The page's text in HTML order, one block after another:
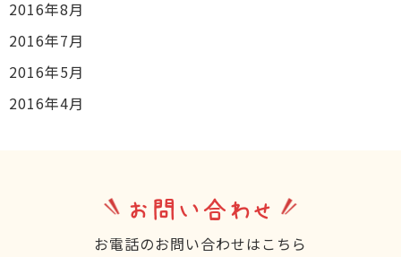
2016年8月
2016年7月
2016年5月
2016年4月
お問い合わせ
お電話のお問い合わせはこちら